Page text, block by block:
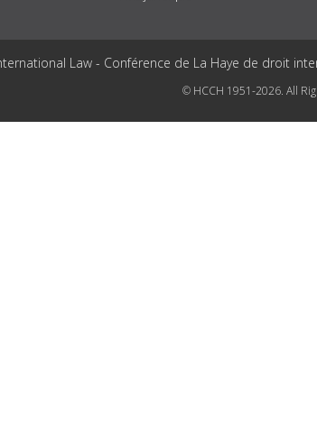
Law - Conférence de La Haye de droit
© HCCH 1951-2026. All